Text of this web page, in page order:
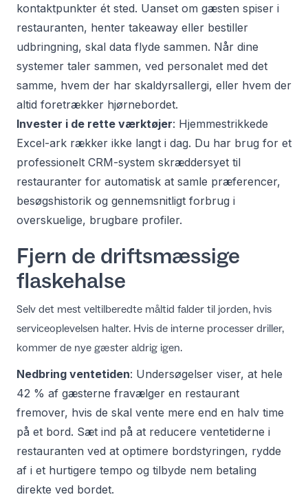
kontaktpunkter ét sted. Uanset om gæsten spiser i
restauranten, henter takeaway eller bestiller
udbringning, skal data flyde sammen. Når dine
systemer taler sammen, ved personalet med det
samme, hvem der har skaldyrsallergi, eller hvem der
altid foretrækker hjørnebordet.
Invester i de rette værktøjer: Hjemmestrikkede
Excel-ark rækker ikke langt i dag. Du har brug for et
professionelt CRM-system skræddersyet til
restauranter for automatisk at samle præferencer,
besøgshistorik og gennemsnitligt forbrug i
overskuelige, brugbare profiler.
Fjern de driftsmæssige
flaskehalse
Selv det mest veltilberedte måltid falder til jorden, hvis
serviceoplevelsen halter. Hvis de interne processer driller,
kommer de nye gæster aldrig igen.
Nedbring ventetiden: Undersøgelser viser, at hele
42 % af gæsterne fravælger en restaurant
fremover, hvis de skal vente mere end en halv time
på et bord. Sæt ind på at reducere ventetiderne i
restauranten ved at optimere bordstyringen, rydde
af i et hurtigere tempo og tilbyde nem betaling
direkte ved bordet.